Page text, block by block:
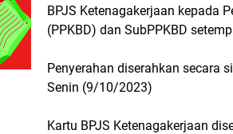
BPJS Ketenagakerjaan kepada
(PPKBD) dan SubPPKBD
Penyerahan diserahkan secara
Senin (9/10/2023)
Kartu BPJS Ketenagakerjaan